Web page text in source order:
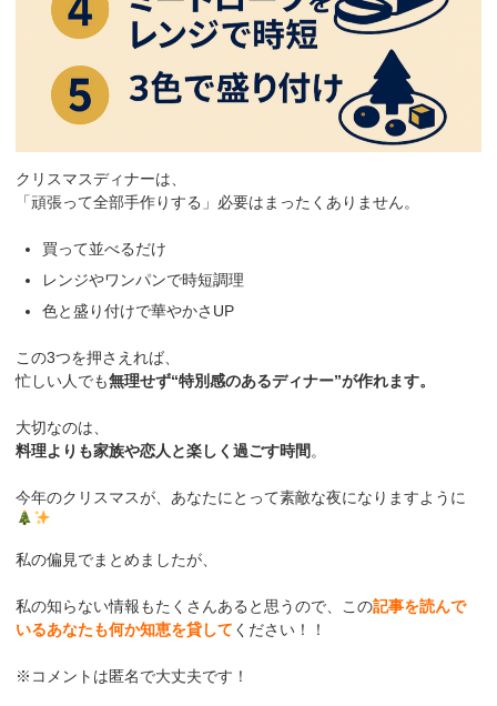
クリスマスディナーは、
「頑張って全部手作りする」必要はまったくありません。
買って並べるだけ
レンジやワンパンで時短調理
色と盛り付けで華やかさUP
この3つを押さえれば、
忙しい人でも無理せず“特別感のあるディナー”が作れます。
大切なのは、
料理よりも家族や恋人と楽しく過ごす時間 。
今年のクリスマスが、あなたにとって素敵な夜になりますように
私の偏見でまとめましたが、
私の知らない情報もたくさんあると思うので、この記事を読んで
いるあなたも何か知恵を貸して ください！！
※コメントは匿名で大丈夫です！